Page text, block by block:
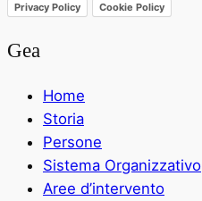
Privacy Policy Cookie Policy
Gea
Home
Storia
Persone
Sistema Organizzativo
Aree d’intervento